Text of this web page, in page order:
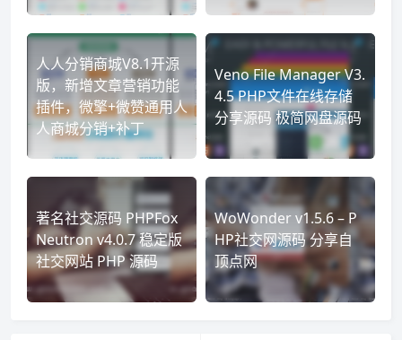
人人分销商城V8.1开源
版，新增文章营销功能
插件，微擎+微赞通用人
人商城分销+补丁
Veno File Manager V3.
4.5 PHP文件在线存储
分享源码 极简网盘源码
著名社交源码 PHPFox
Neutron v4.0.7 稳定版
社交网站 PHP 源码
WoWonder v1.5.6 – P
HP社交网源码 分享自
顶点网